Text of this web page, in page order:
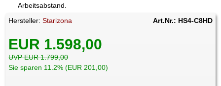
Arbeitsabstand.
Hersteller:Starizona Art.Nr.: HS4-C8HD
EUR 1.598,00
UVP EUR 1.799,00
Sie sparen 11.2% (EUR 201,00)